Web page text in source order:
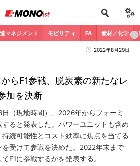
マネジメント モビリティ FA 素材／化学
2022年8月29日
らF1参戦、脱炭素の新たなレ
加を決断
（現地時間）、2026年からフォーミ
すると発表した。パワーユニットも含め
続可能性とコスト効率に焦点を当てる
受けて参戦を決めた。2022年末まで
F1に参戦するかを発表する。